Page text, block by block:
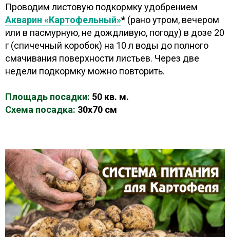
Проводим листовую подкормку удобрением
Акварин «Картофельный»* (рано утром, вечером
или в пасмурную, не дождливую, погоду) в дозе 20
г (спичечный коробок) на 10 л воды до полного
смачивания поверхности листьев. Через две
недели подкормку можно повторить.
Площадь посадки: 50 кв. м.
Схема посадка: 30х70 см